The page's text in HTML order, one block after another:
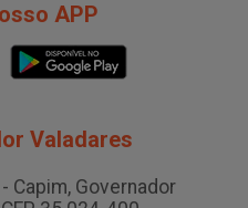
APP
Valadares
Capim, Governador